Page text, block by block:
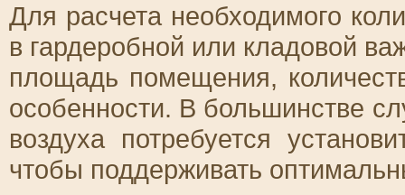
Для расчета необходимого
в гардеробной или кладовой
площадь помещения,
особенности. В большинстве
воздуха потребуется
чтобы поддерживать